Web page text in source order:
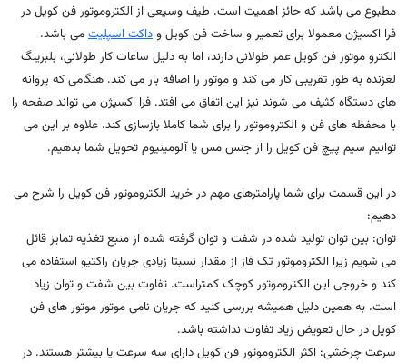
مطبوع می باشد که حائز اهمیت است. طیف وسیعی از الکتروموتور فن کویل در
فرا اکسیژن معمولا برای تعمیر و ساخت فن کویل وداکت اسپلیتمی باشد.
الکترو موتور فن کویل عمر طولانی دارند، اما به دلیل ساعات کار طولانی، بلبرینگ
لغزنده به طور تقریبی کار می کند و موتور را اضافه بار می کند. هنگامی که پروانه
های دستگاه کثیف می شوند نیز این اتفاق می افتد. فرا اکسیژن می تواند صفحه را
با محفظه های فن و الکتروموتور را برای شما کاملا بازسازی کند. علاوه بر این می
توانیم سیم پیچ فن کویل را از جنس مس یا آلومینیوم تحویل شما بدهیم.
در این قسمت برای شما پارامترهای مهم در خرید الکتروموتور فن کویل را شرح می
دهیم:
توان: بین توان تولید شده در شفت و توان گرفته شده از منبع تغذیه تمایز قائل
می شویم زیرا الکتروموتور تک فاز از مقدار نسبتا زیادی جریان راکتیو استفاده می
کند و خروجی این الکتروموتور کوچک کمتراست. تفاوت بین شفت و توان زیاد
است. به همین دلیل همیشه بررسی کنید که جریان نامی موتور موتور های فن
کویل در حال تعویض زیاد تفاوت نداشته باشد.
سرعت چرخشی: اکثر الکتروموتور فن کویل دارای سه سرعت یا بیشتر هستند. در